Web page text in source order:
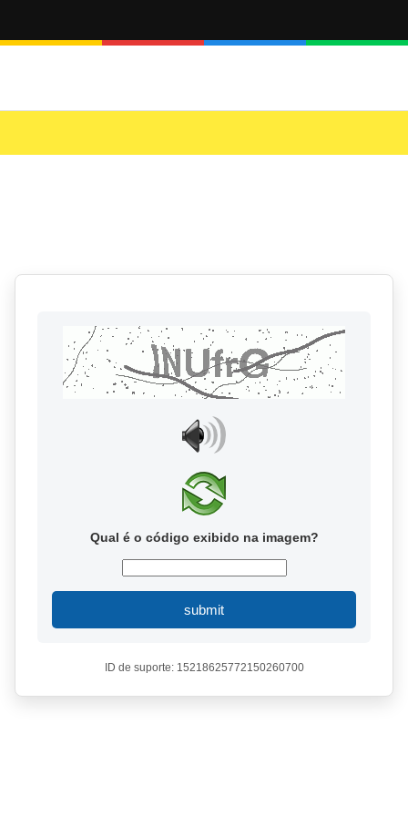
Qual é o código exibido na imagem?
submit
ID de suporte: 15218625772150260700